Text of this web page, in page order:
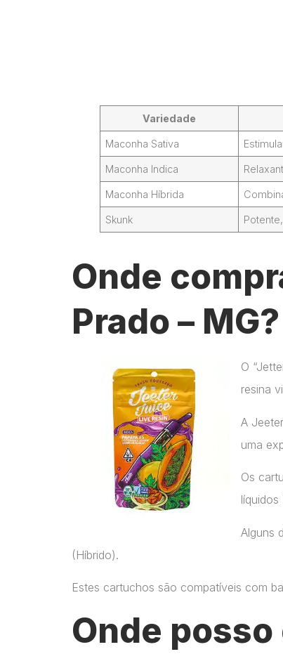
Variedade
Maconha Sativa
Maconha Indica
Maconha Híbrida
Skunk
Onde
Prado – MG?
O
resina
A
uma
Os
Alguns
(Híbrido).
Estes cartuchos são compatíveis com
Onde